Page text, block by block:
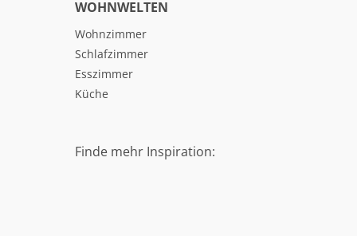
WOHNWELTEN
Wohnzimmer
Schlafzimmer
Esszimmer
Küche
Finde mehr Inspiration: